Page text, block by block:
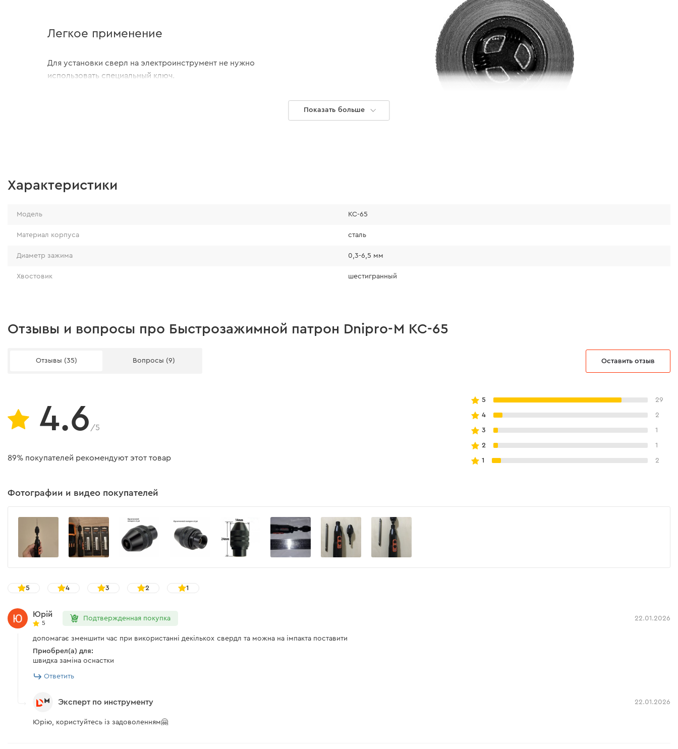
Легкое применение
Для установки сверл на электроинструмент не нужно
использовать специальный ключ.
Показать больше
Характеристики
Модель KC-65
Материал корпуса сталь
Диаметр зажима 0,3-6,5 мм
Хвостовик шестигранный
Отзывы и вопросы про Быстрозажимной патрон Dnipro-M KC-65
Отзывы (35) Вопросы (9) Оставить отзыв
4.6 /5
89% покупателей рекомендуют этот товар
5 29
4 2
3 1
2 1
1 2
Фотографии и видео покупателей
5 4 3 2 1
Юрій
5
Подтвержденная покупка 22.01.2026
допомагає зменшити час при використанні декількох свердл та можна на імпакта поставити
Приобрел(а) для:
швидка заміна оснастки
Ответить
Эксперт по инструменту 22.01.2026
Юрію, користуйтесь із задоволенням🤗